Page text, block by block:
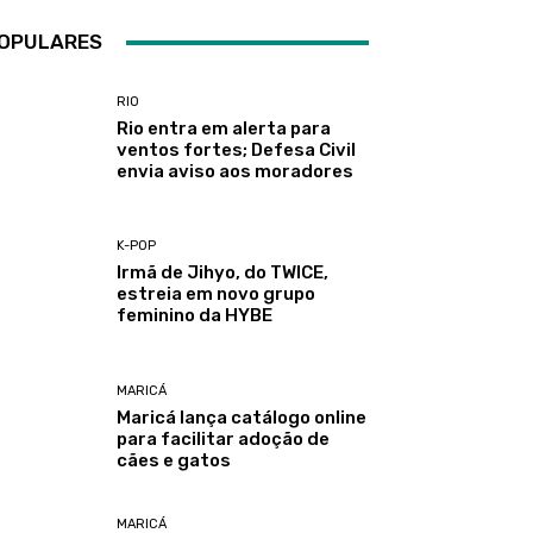
RIO
Rio entra em alerta para
ventos fortes; Defesa Civil
envia aviso aos moradores
K-POP
Irmã de Jihyo, do TWICE,
estreia em novo grupo
feminino da HYBE
MARICÁ
Maricá lança catálogo online
para facilitar adoção de
cães e gatos
MARICÁ